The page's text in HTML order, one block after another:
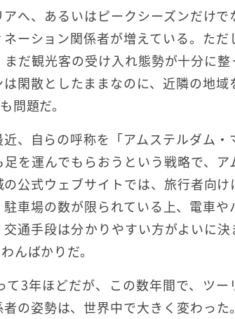
へ、あるいはピークシーズンだけで
ーション関係者が増えている。ただ
だ観光客の受け入れ態勢が十分に整
閑散としたままなのに、近隣の地域
問題だ。
、自らの呼称を「アムステルダム・
を運んでもらおうという戦略で、ア
公式ウェブサイトでは、旅行者向け
車場の数が限られている上、電車や
通手段は分かりやすい方がよいに決
んばかりだ。
3年ほどだが、この数年間で、ツー
の姿勢は、世界中で大きく変わった